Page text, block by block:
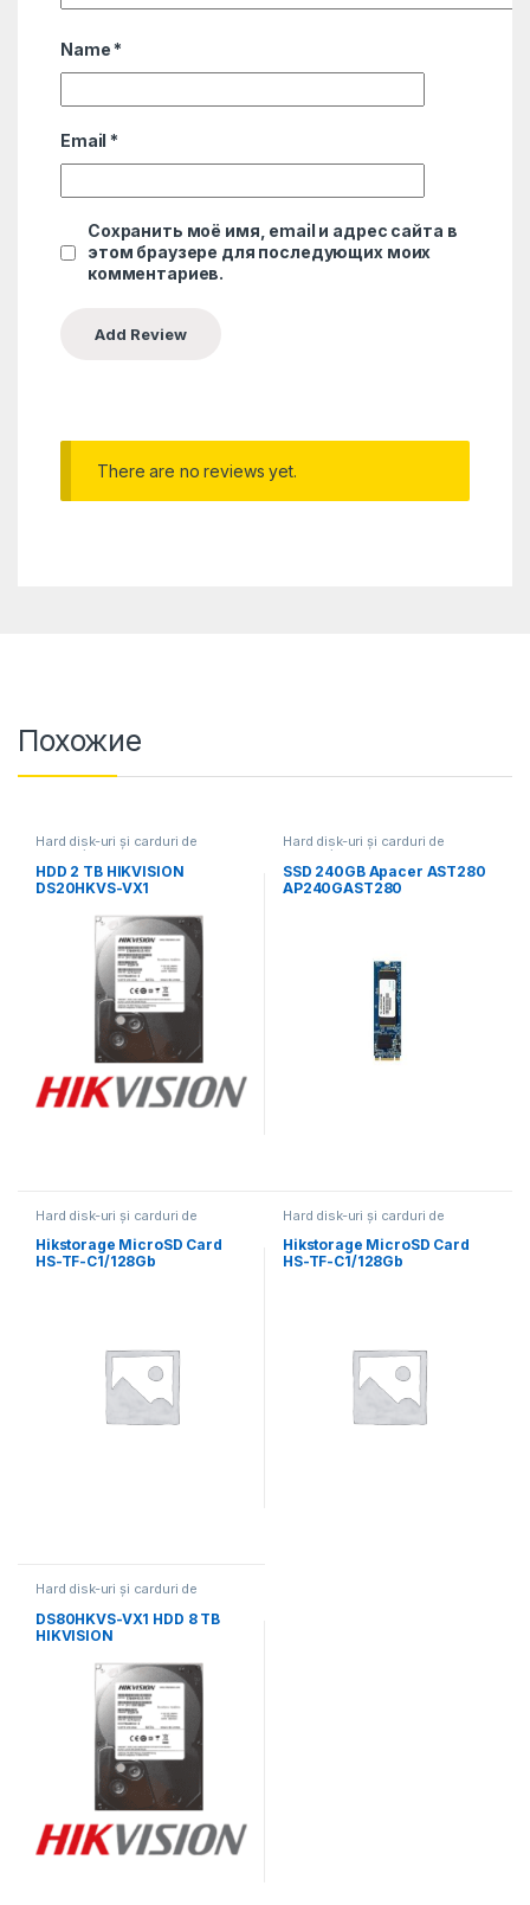
Name *
Email *
Сохранить моё имя, email и адрес сайта в
этом браузере для последующих моих
комментариев.
There are no reviews yet.
Похожие
Hard disk-uri și carduri de
memorie
HDD 2 TB HIKVISION
DS20HKVS-VX1
Hard disk-uri și carduri de
memorie
SSD 240GB Apacer AST280
AP240GAST280
Hard disk-uri și carduri de
Hikstorage MicroSD Card
HS-TF-C1/128Gb
Hard disk-uri și carduri de
Hikstorage MicroSD Card
HS-TF-C1/128Gb
Hard disk-uri și carduri de
DS80HKVS-VX1 HDD 8 TB
HIKVISION